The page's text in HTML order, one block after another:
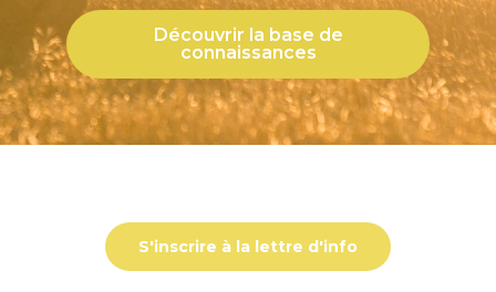
Découvrir la base de
connaissances
S'inscrire à la lettre d'info